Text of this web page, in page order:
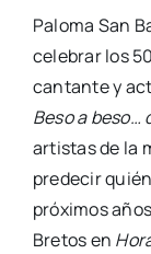
Paloma San
celebrar los
cantante y
Beso a beso…
artistas de la
predecir
próximos
Bretos en